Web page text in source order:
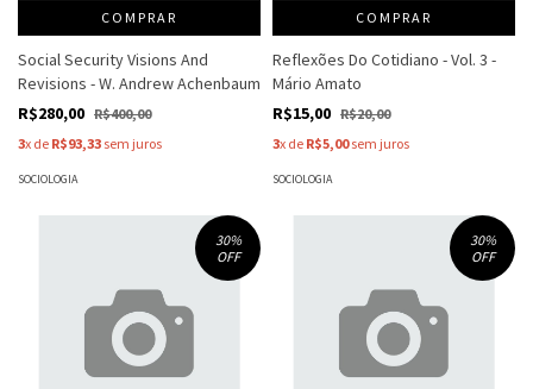
COMPRAR
Social Security Visions And
Revisions - W. Andrew Achenbaum
R$280,00 R$400,00
3x de R$93,33 sem juros
SOCIOLOGIA
COMPRAR
Reflexões Do Cotidiano - Vol. 3 -
Mário Amato
R$15,00 R$20,00
3x de R$5,00sem juros
SOCIOLOGIA
30%
OFF
30%
OFF